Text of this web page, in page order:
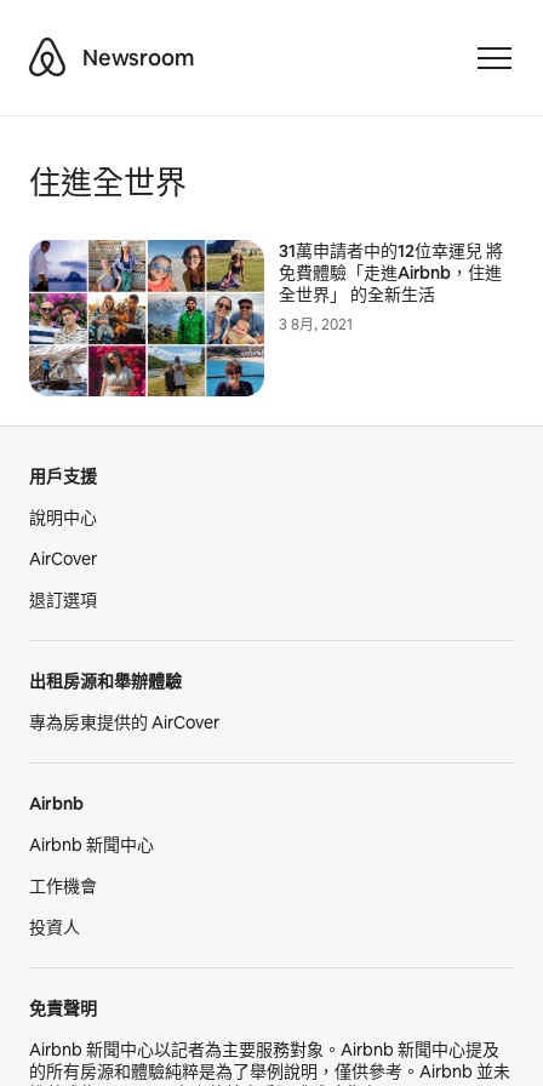
AirbnbNewsroom
住進全世界
31萬申請者中的12位幸運兒 將
免費體驗「走進Airbnb，住進
全世界」 的全新生活
3 8月, 2021
用戶支援
說明中心
AirCover
退訂選項
出租房源和舉辦體驗
專為房東提供的 AirCover
Airbnb
Airbnb 新聞中心
工作機會
投資人
免責聲明
Airbnb 新聞中心以記者為主要服務對象。Airbnb 新聞中心提及
的所有房源和體驗純粹是為了舉例說明，僅供參考。Airbnb 並未